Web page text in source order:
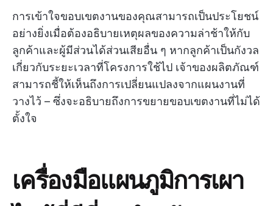
การเข้าใจขอบเขตงานของคุณสามารถเป็นประโยชน์
อย่างยิ่งเมื่อต้องอธิบายเหตุผลของความล่าช้าให้กับ
ลูกค้าและผู้มีส่วนได้ส่วนเสียอื่น ๆ หากลูกค้าเป็นกังวล
เกี่ยวกับระยะเวลาที่โครงการใช้ไป เจ้าของผลิตภัณฑ์
สามารถชี้ให้เห็นถึงการเปลี่ยนแปลงจากแผนงานที่
วางไว้ – ซึ่งจะอธิบายถึงการขยายขอบเขตงานที่ไม่ได้
ตั้งใจ
เครื่องมือแผนภูมิการเผา